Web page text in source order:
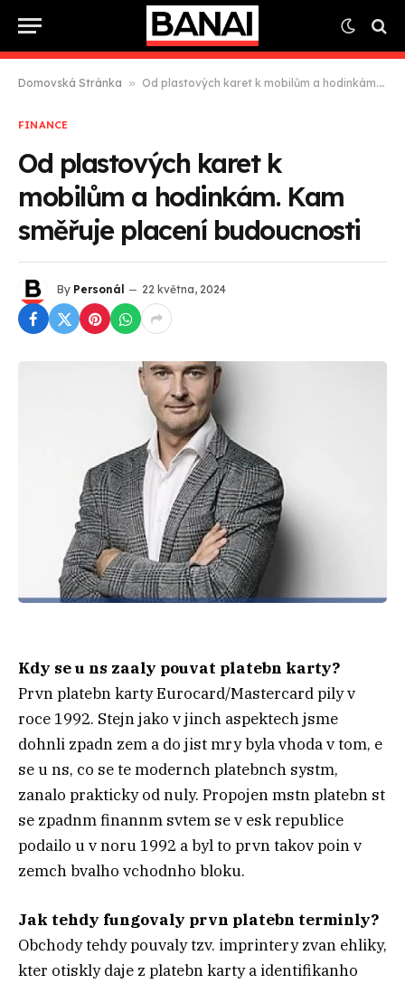
Domovská Stránka » Od plastových karet k mobilům a hodinkám. Kam směřuje placení budoucnosti
FINANCE
Od plastových karet k
mobilům a hodinkám. Kam
směřuje placení budoucnosti
By Personál 22 května, 2024
Kdy se u ns zaaly pouvat platebn karty?
Prvn platebn karty Eurocard/Mastercard pily v
roce 1992. Stejn jako v jinch aspektech jsme
dohnli zpadn zem a do jist mry byla vhoda v tom, e
se u ns, co se te modernch platebnch systm,
zanalo prakticky od nuly. Propojen mstn platebn st
se zpadnm finannm svtem se v esk republice
podailo u v noru 1992 a byl to prvn takov poin v
zemch bvalho vchodnho bloku.
Jak tehdy fungovaly prvn platebn terminly?
Obchody tehdy pouvaly tzv. imprintery zvan ehliky,
kter otiskly daje z platebn karty a identifikanho